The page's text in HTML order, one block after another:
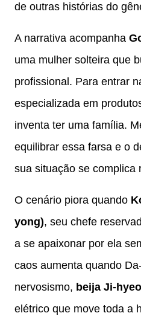
de outras histórias do
A narrativa acompanha
uma mulher solteira que
profissional. Para entrar
especializada em
inventa ter uma família.
equilibrar essa farsa e o
sua situação se complica
O cenário piora quando
yong), seu chefe
a se apaixonar por ela
caos aumenta quando
nervosismo, beija Ji-
elétrico que move toda a